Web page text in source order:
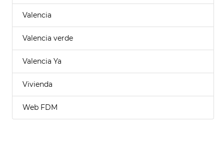
Valencia
Valencia verde
Valencia Ya
Vivienda
Web FDM